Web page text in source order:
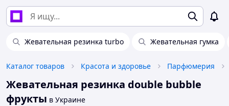
Жевательная резинка turbo Жевательная гумка
Каталог товаров Красота и здоровье Парфюмерия
Жевательная резинка double bubble
фрукты в Украине